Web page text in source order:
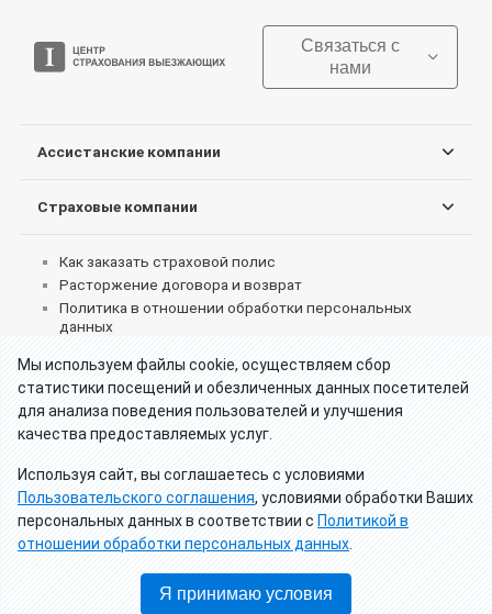
Связаться с
нами
Ассистанские компании
Страховые компании
Как заказать страховой полис
Расторжение договора и возврат
Политика в отношении обработки персональных
данных
Пользовательское соглашение об использовании
сервиса
Реквизиты партнеров
Что делать при страховом случае за границей
Отзывы клиентов о туристических страховках
Калькулятор - Франция визы категории Д
Калькулятор - Россия страхование для визы
Страхование для лиц с ВНЖ или двойным
гражданством
Мы используем файлы cookie, осуществляем сбор
статистики посещений и обезличенных данных посетителей
для анализа поведения пользователей и улучшения
качества предоставляемых услуг.
Используя сайт, вы соглашаетесь с условиями
Пользовательского соглашения, условиями обработки Ваших
персональных данных в соответствии с Политикой в
отношении обработки персональных данных
Я принимаю условия